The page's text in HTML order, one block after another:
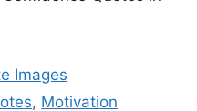
Images
, Motivation